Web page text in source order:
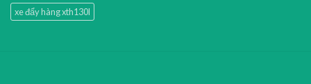
xe đẩy hàng xth130l